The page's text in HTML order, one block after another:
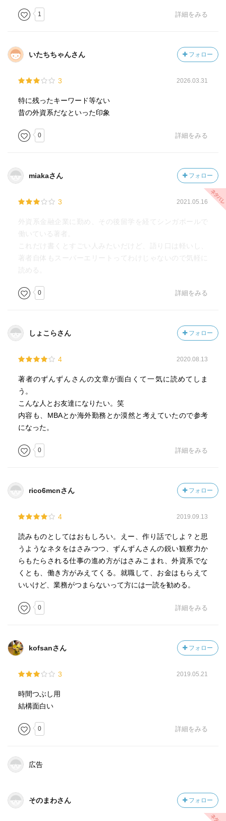
1 詳細をみる
いたちちゃんさん フォロー
3 2026.03.31
特に残ったキーワード等ない
昔の外資系だなといった印象
0 詳細をみる
miakaさん フォロー
3 2021.05.16
外資系金融企業に勤め、その後留学を経てシンガポールで
働いている著者。
これだけ書くとすごい人みたいだけど、語り口は軽いし、
著者自体もスーパーエリートってわけじゃないので気軽に
読める。
0 詳細をみる
しょこらさん フォロー
4 2020.08.13
著者のずんずんさんの文章が面白くて一気に読めてしま
う。
こんな人とお友達になりたい。笑
内容も、MBAとか海外勤務とか漠然と考えていたので参考
になった。
0 詳細をみる
rico6mcnさん フォロー
4 2019.09.13
読みものとしてはおもしろい。えー、作り話でしよ？と思
うようなネタをはさみつつ、ずんずんさんの鋭い観察力か
らもたらされる仕事の進め方がはさみこまれ、外資系でな
くとも、働き方がみえてくる。就職して、お金はもらえて
いいけど、業務がつまらないって方には一読を勧める。
0 詳細をみる
kofsanさん フォロー
3 2019.05.21
時間つぶし用
結構面白い
0 詳細をみる
広告
そのまわさん フォロー